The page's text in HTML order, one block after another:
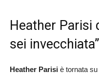
Heather Parisi
sei invecchiata”
Heather Parisi è tornata